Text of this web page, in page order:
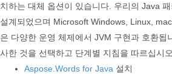
치하는 대체 옵션이 있습니다. 우리의 Java
설계되었으며 Microsoft Windows, Linux,
은 다양한 운영 체제에서 JVM 구현과 호환됩
사한 것을 선택하고 단계별 지침을 따르십시오.
Aspose.Words for Java 설치